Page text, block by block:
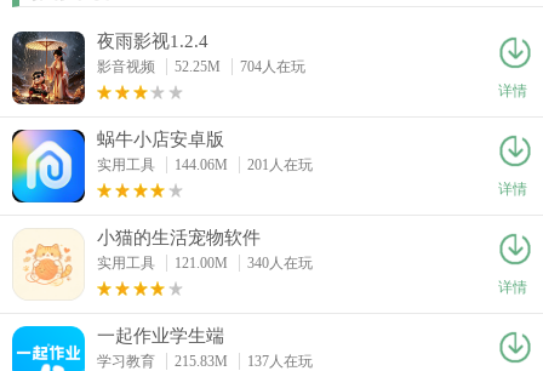
夜雨影视1.2.4
影音视频 52.25M
704人在玩
详情
蜗牛小店安卓版
实用工具 144.06M
201人在玩
详情
小猫的生活宠物软件
实用工具 121.00M
340人在玩
详情
一起作业学生端
学习教育 215.83M
137人在玩